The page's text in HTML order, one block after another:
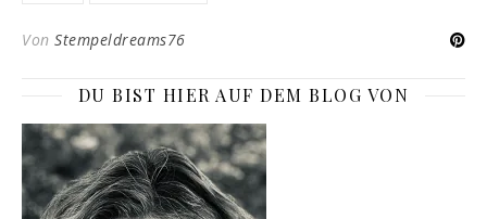
Von Stempeldreams76
DU BIST HIER AUF DEM BLOG VON